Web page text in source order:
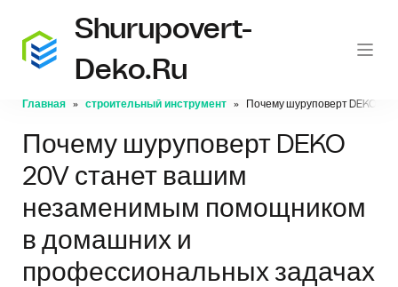
Shurupovert-
Deko.ru
Главная строительный инструмент Почему шуруповерт DEKO
Почему шуруповерт DEKO
20V станет вашим
незаменимым помощником
в домашних и
профессиональных задачах